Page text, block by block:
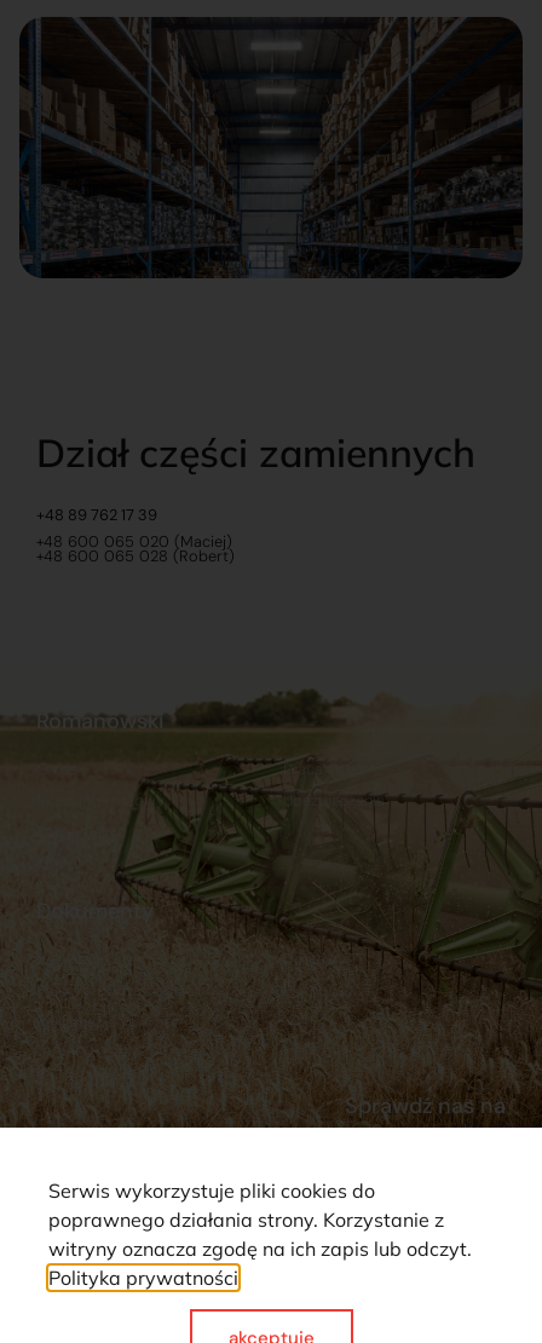
Dział części zamiennych
+48 89 762 17 39
+48 600 065 020 (Maciej)
+48 600 065 028 (Robert)
Dokumenty
Regulamin
Polityka prywatności
Reklamacje i zwroty
Dostawy
Płatności
Romanowski
Sklep internetowy
Praca
Ubezpieczenia
Sprawdź nas na
Strona wykorzystuje pliki cookie. Wszystkie prawa zastrzeżone ©
Serwis wykorzystuje pliki cookies do
poprawnego działania strony. Korzystanie z
witryny oznacza zgodę na ich zapis lub odczyt.
Polityka prywatności
akceptuje